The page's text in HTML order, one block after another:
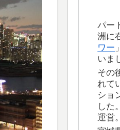
パー
洲に
ワー
いま
その
れて
ショ
した
運営。